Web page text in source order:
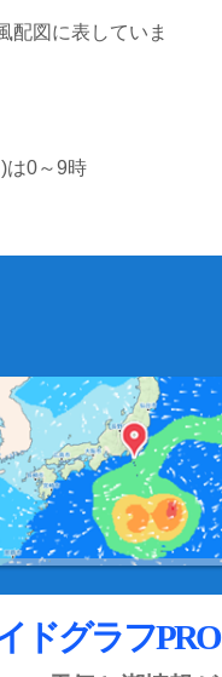
配図に表していま
は0～9時
ドグラフPRO